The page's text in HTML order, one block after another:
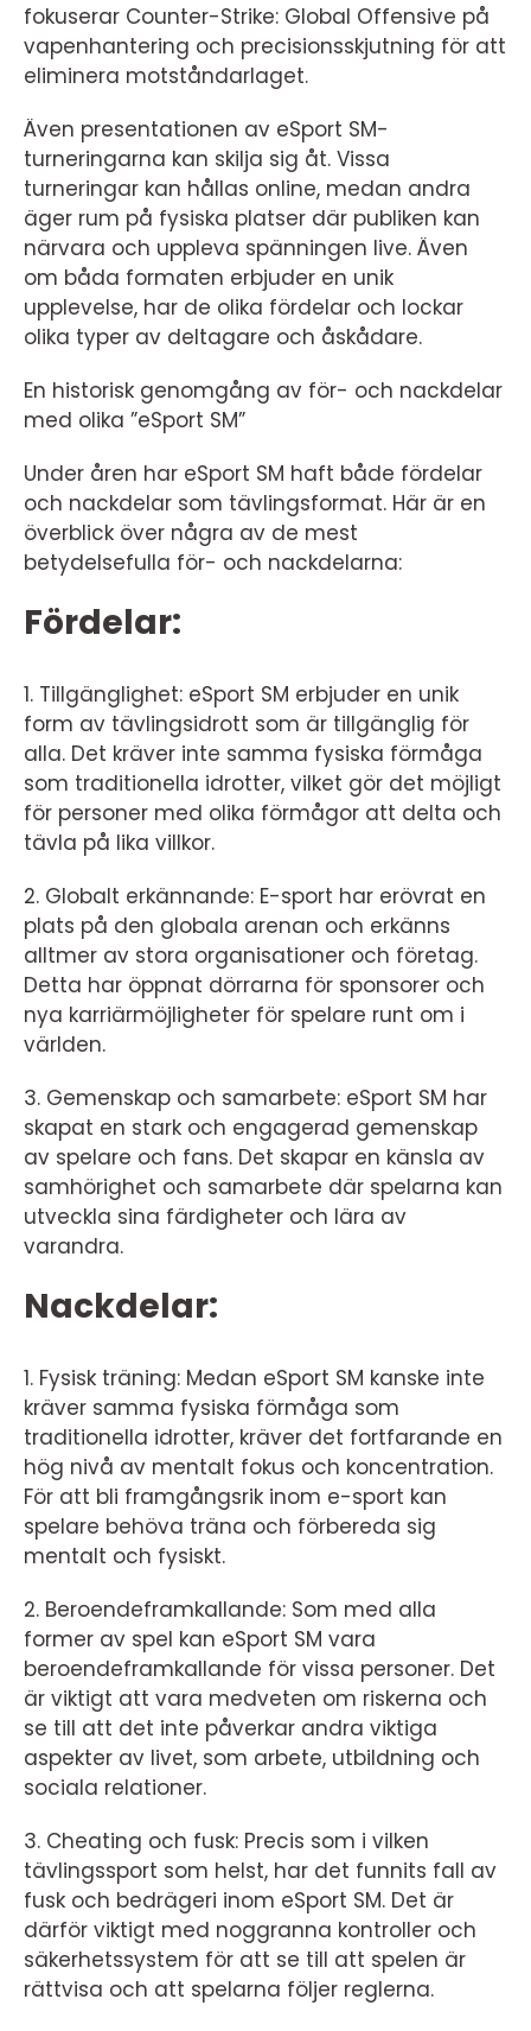
fokuserar Counter-Strike: Global Offensive på
vapenhantering och precisionsskjutning för att
eliminera motståndarlaget.
Även presentationen av eSport SM-
turneringarna kan skilja sig åt. Vissa
turneringar kan hållas online, medan andra
äger rum på fysiska platser där publiken kan
närvara och uppleva spänningen live. Även
om båda formaten erbjuder en unik
upplevelse, har de olika fördelar och lockar
olika typer av deltagare och åskådare.
En historisk genomgång av för- och nackdelar
med olika ”eSport SM”
Under åren har eSport SM haft både fördelar
och nackdelar som tävlingsformat. Här är en
överblick över några av de mest
betydelsefulla för- och nackdelarna:
Fördelar:
1. Tillgänglighet: eSport SM erbjuder en unik
form av tävlingsidrott som är tillgänglig för
alla. Det kräver inte samma fysiska förmåga
som traditionella idrotter, vilket gör det möjligt
för personer med olika förmågor att delta och
tävla på lika villkor.
2. Globalt erkännande: E-sport har erövrat en
plats på den globala arenan och erkänns
alltmer av stora organisationer och företag.
Detta har öppnat dörrarna för sponsorer och
nya karriärmöjligheter för spelare runt om i
världen.
3. Gemenskap och samarbete: eSport SM har
skapat en stark och engagerad gemenskap
av spelare och fans. Det skapar en känsla av
samhörighet och samarbete där spelarna kan
utveckla sina färdigheter och lära av
varandra.
Nackdelar:
1. Fysisk träning: Medan eSport SM kanske inte
kräver samma fysiska förmåga som
traditionella idrotter, kräver det fortfarande en
hög nivå av mentalt fokus och koncentration.
För att bli framgångsrik inom e-sport kan
spelare behöva träna och förbereda sig
mentalt och fysiskt.
2. Beroendeframkallande: Som med alla
former av spel kan eSport SM vara
beroendeframkallande för vissa personer. Det
är viktigt att vara medveten om riskerna och
se till att det inte påverkar andra viktiga
aspekter av livet, som arbete, utbildning och
sociala relationer.
3. Cheating och fusk: Precis som i vilken
tävlingssport som helst, har det funnits fall av
fusk och bedrägeri inom eSport SM. Det är
därför viktigt med noggranna kontroller och
säkerhetssystem för att se till att spelen är
rättvisa och att spelarna följer reglerna.